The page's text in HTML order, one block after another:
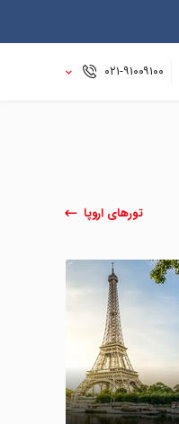
۰۲۱-۹۱۰۰۹۱۰۰
تورهای اروپا